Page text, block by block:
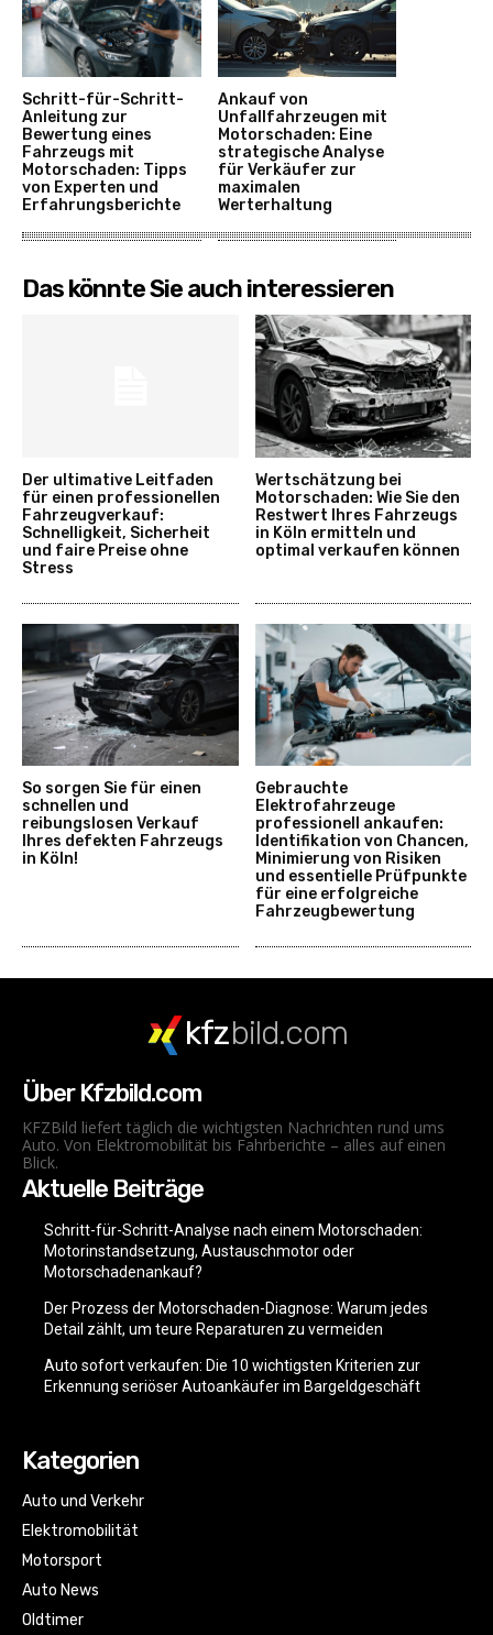
Schritt-für-Schritt-
Anleitung zur
Bewertung eines
Fahrzeugs mit
Motorschaden: Tipps
von Experten und
Erfahrungsberichte
Ankauf von
Unfallfahrzeugen mit
Motorschaden: Eine
strategische Analyse
für Verkäufer zur
maximalen
Werterhaltung
Das könnte Sie auch interessieren
Der ultimative Leitfaden
für einen professionellen
Fahrzeugverkauf:
Schnelligkeit, Sicherheit
und faire Preise ohne
Stress
Wertschätzung bei
Motorschaden: Wie Sie den
Restwert Ihres Fahrzeugs
in Köln ermitteln und
optimal verkaufen können
So sorgen Sie für einen
schnellen und
reibungslosen Verkauf
Ihres defekten Fahrzeugs
in Köln!
Gebrauchte
Elektrofahrzeuge
professionell ankaufen:
Identifikation von Chancen,
Minimierung von Risiken
und essentielle Prüfpunkte
für eine erfolgreiche
Fahrzeugbewertung
kfzbild.com
Über Kfzbild.com
KFZBild liefert täglich die wichtigsten Nachrichten rund ums
Auto. Von Elektromobilität bis Fahrberichte – alles auf einen
Blick.
Aktuelle Beiträge
Schritt-für-Schritt-Analyse nach einem Motorschaden:
Motorinstandsetzung, Austauschmotor oder
Motorschadenankauf?
Der Prozess der Motorschaden-Diagnose: Warum jedes
Detail zählt, um teure Reparaturen zu vermeiden
Auto sofort verkaufen: Die 10 wichtigsten Kriterien zur
Erkennung seriöser Autoankäufer im Bargeldgeschäft
Kategorien
Auto und Verkehr
Elektromobilität
Motorsport
Auto News
Oldtimer